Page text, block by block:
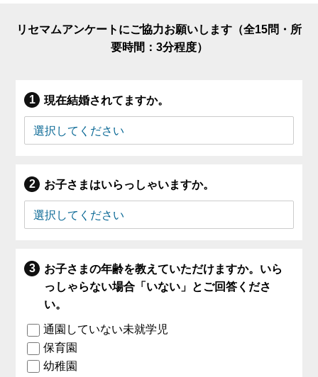
リセマムアンケートにご協力お願いします（全15問・所
要時間：3分程度）
現在結婚されてますか。
お子さまはいらっしゃいますか。
お子さまの年齢を教えていただけますか。いら
っしゃらない場合「いない」とご回答くださ
い。
通園していない未就学児
保育園
幼稚園